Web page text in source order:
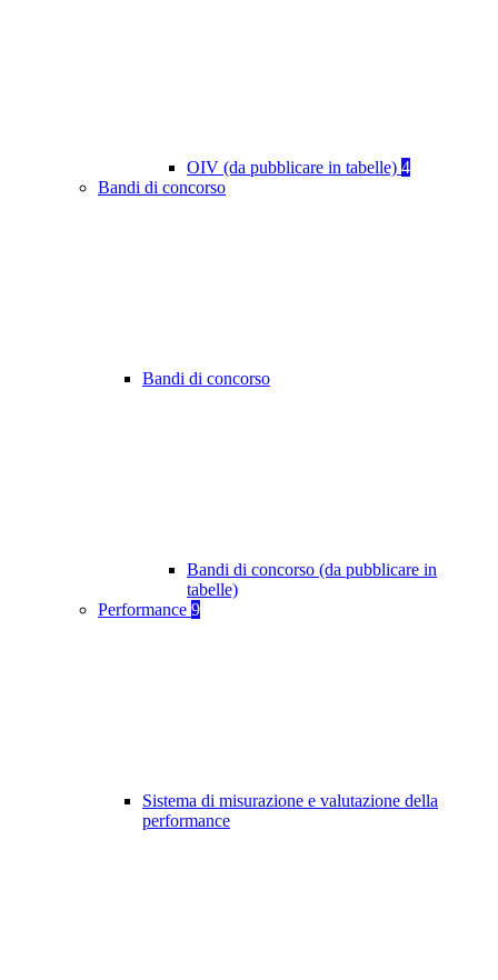
OIV (da pubblicare in tabelle) 4
Bandi di concorso
Bandi di concorso
Bandi di concorso (da pubblicare in
tabelle)
Performance 9
Sistema di misurazione e valutazione della
performance